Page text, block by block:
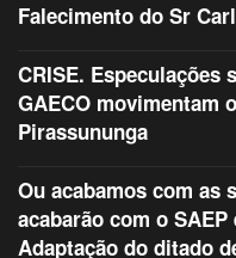
Falecimento do Sr
CRISE. Especulações
GAECO movimentam
Pirassununga
Ou acabamos com as
acabarão com o
Adaptação do ditado